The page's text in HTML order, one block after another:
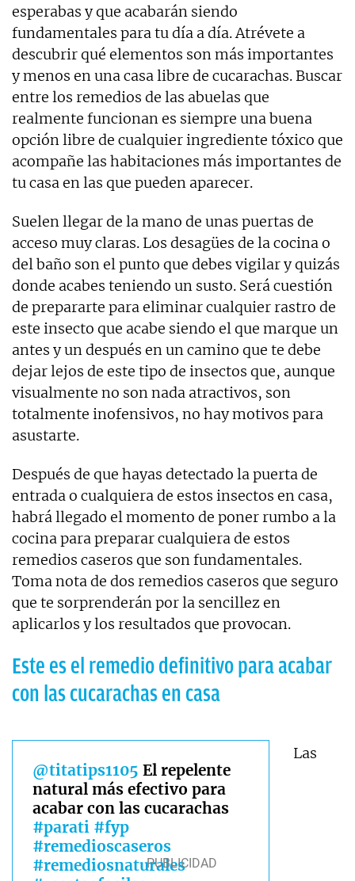
esperabas y que acabarán siendo
fundamentales para tu día a día. Atrévete a
descubrir qué elementos son más importantes
y menos en una casa libre de cucarachas. Buscar
entre los remedios de las abuelas que
realmente funcionan es siempre una buena
opción libre de cualquier ingrediente tóxico que
acompañe las habitaciones más importantes de
tu casa en las que pueden aparecer.
Suelen llegar de la mano de unas puertas de
acceso muy claras. Los desagües de la cocina o
del baño son el punto que debes vigilar y quizás
donde acabes teniendo un susto. Será cuestión
de prepararte para eliminar cualquier rastro de
este insecto que acabe siendo el que marque un
antes y un después en un camino que te debe
dejar lejos de este tipo de insectos que, aunque
visualmente no son nada atractivos, son
totalmente inofensivos, no hay motivos para
asustarte.
Después de que hayas detectado la puerta de
entrada o cualquiera de estos insectos en casa,
habrá llegado el momento de poner rumbo a la
cocina para preparar cualquiera de estos
remedios caseros que son fundamentales.
Toma nota de dos remedios caseros que seguro
que te sorprenderán por la sencillez en
aplicarlos y los resultados que provocan.
Este es el remedio definitivo para acabar
con las cucarachas en casa
@titatips1105 El repelente
natural más efectivo para
acabar con las cucarachas
#parati #fyp
#remedioscaseros
#remediosnaturales
Las